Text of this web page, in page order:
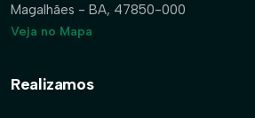
Magalhães - BA, 47850-000
Veja no Mapa
Realizamos